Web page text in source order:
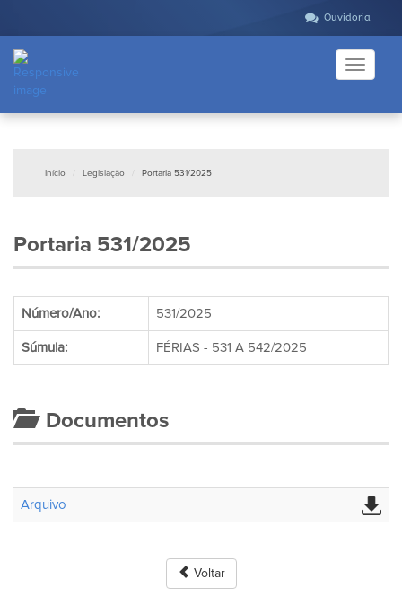
Ouvidoria
Toggle
Início Legislação Portaria 531/2025
Portaria 531/2025
Número/Ano: 531/2025
Súmula: FÉRIAS - 531 A 542/2025
Documentos
Arquivo
Voltar